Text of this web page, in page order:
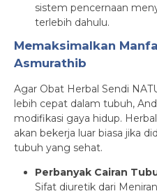
sistem pencernaan
terlebih dahulu.
Memaksimalkan
Asmurathib
Agar Obat Herbal Sendi
lebih cepat dalam tubuh,
modifikasi gaya hidup.
akan bekerja luar biasa jika
tubuh yang sehat.
Perbanyak Cairan
Sifat diuretik dari